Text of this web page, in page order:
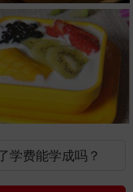
学费能学成吗？